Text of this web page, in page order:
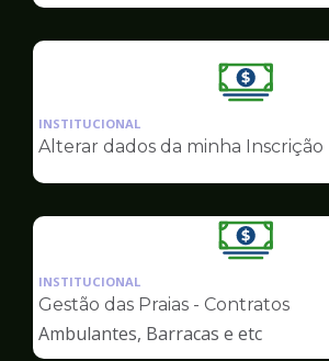
Ilustração
pagina
Finanças
INSTITUCIONAL
Alterar dados da minha Inscrição
Ilustração
pagina
de
Finanças
INSTITUCIONAL
Gestão das Praias - Contratos
Ambulantes, Barracas e etc